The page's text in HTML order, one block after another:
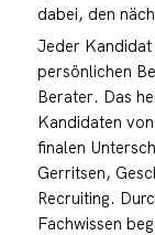
dabei, den
Jeder Kandidat
persönlichen
Berater. Das
Kandidaten
finalen
Gerritsen,
Recruiting.
Fachwissen